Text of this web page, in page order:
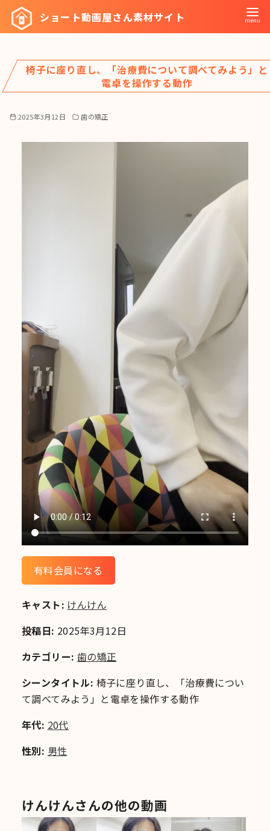
ツ
へ
ショート動画屋さん素材サイト
椅子に座り直し、「治療費について調べてみよう」と
電卓を操作する動作
2025年3月12日 歯の矯正
有料会員になる
キャスト: けんけん
投稿日: 2025年3月12日
カテゴリー: 歯の矯正
シーンタイトル: 椅子に座り直し、「治療費につい
て調べてみよう」と電卓を操作する動作
年代: 20代
性別: 男性
けんけんさんの他の動画